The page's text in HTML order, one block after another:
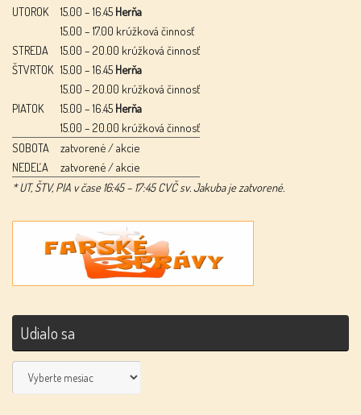
UTOROK
15.00 – 16.45 Herňa
15.00 – 17.00 krúžková činnosť
STREDA
15.00 – 20.00 krúžková činnosť
ŠTVRTOK 15.00 – 16.45 Herňa
15.00 – 20.00 krúžková činnosť
PIATOK
15.00 – 16.45 Herňa
15.00 – 20.00 krúžková činnosť
SOBOTA
zatvorené / akcie
NEDEĽA
zatvorené / akcie
* UT, ŠTV, PIA v čase 16:45 – 17:45 CVČ sv. Jakuba je zatvorené.
Udialo sa